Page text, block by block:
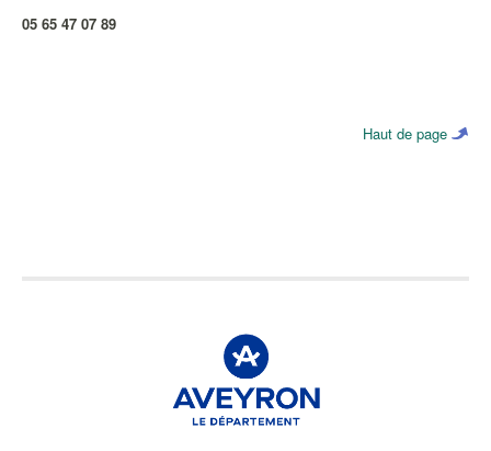
05 65 47 07 89
Haut de page